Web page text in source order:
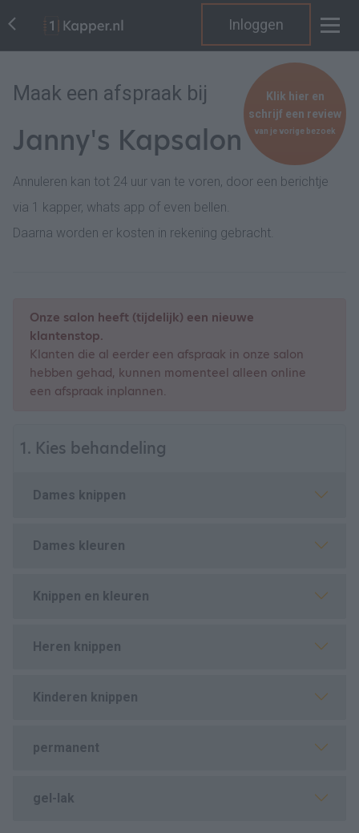
Inloggen
Maak een afspraak bij
Janny's Kapsalon
Annuleren kan tot 24 uur van te voren, door een berichtje
via 1 kapper, whats app of even bellen.
Daarna worden er kosten in rekening gebracht.
Klik hier en
schrijf een review
van je vorige bezoek
Onze salon heeft (tijdelijk) een nieuwe
klantenstop.
Klanten die al eerder een afspraak in onze salon
hebben gehad, kunnen momenteel alleen online
een afspraak inplannen.
1. Kies behandeling
Dames knippen
Dames kleuren
Knippen en kleuren
Heren knippen
Kinderen knippen
permanent
gel-lak